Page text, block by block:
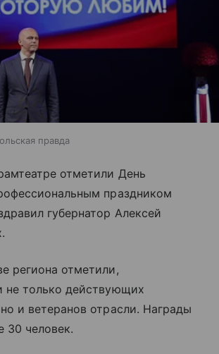
правда
отметили День
праздником
губернатор Алексей
региона отметили,
не только действующих
и ветеранов отрасли. Награды
30 человек.